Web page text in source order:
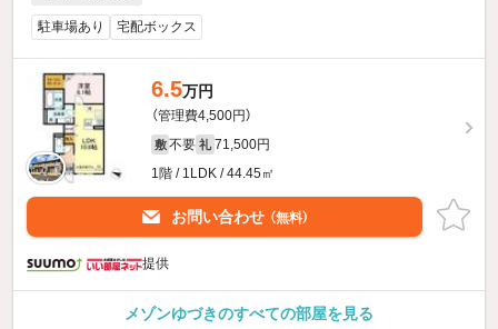
駐車場あり 宅配ボックス
6.5万円
（管理費4,500円）
敷 不要 礼 71,500円
1階 / 1LDK / 44.45㎡
お問い合わせ （無料）
提供
メゾンゆづきのすべての部屋を見る